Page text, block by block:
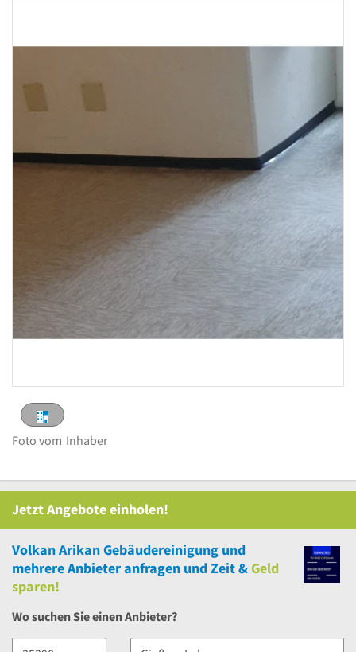
Foto vom Inhaber
Jetzt Angebote einholen!
Volkan Arikan Gebäudereinigung und
mehrereAnbieter anfragen und Zeit &Geld
sparen!
Wo suchen Sie einen Anbieter?